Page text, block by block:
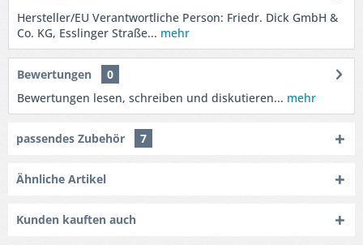
Hersteller/EU Verantwortliche Person: Friedr. Dick GmbH &
Co. KG, Esslinger Straße... mehr
Bewertungen
0
Bewertungen lesen, schreiben und diskutieren... mehr
passendes Zubehör 7
Ähnliche Artikel
Kunden kauften auch